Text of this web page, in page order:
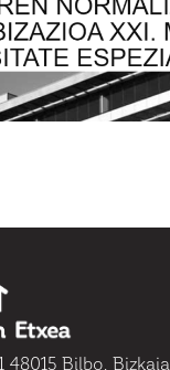
48015 Bilbo, Bizkaia.